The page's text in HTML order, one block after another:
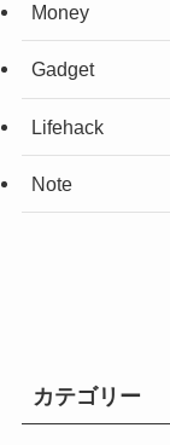
Money
Gadget
Lifehack
Note
カテゴリー